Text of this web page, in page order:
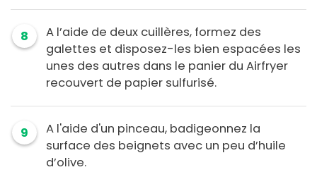
8
A l’aide de deux cuillères, formez des
galettes et disposez-les bien espacées les
unes des autres dans le panier du Airfryer
recouvert de papier sulfurisé.
9
A l'aide d'un pinceau, badigeonnez la
surface des beignets avec un peu d’huile
d’olive.